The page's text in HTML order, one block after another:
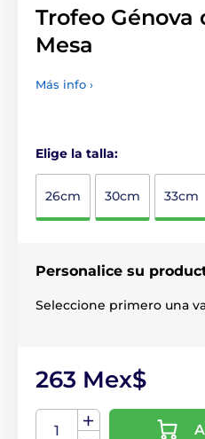
Trofeo Génova
Mesa
Más info ›
Elige la talla:
26cm 30cm 33cm
Personalice su
Seleccione primero una
263 Mex$